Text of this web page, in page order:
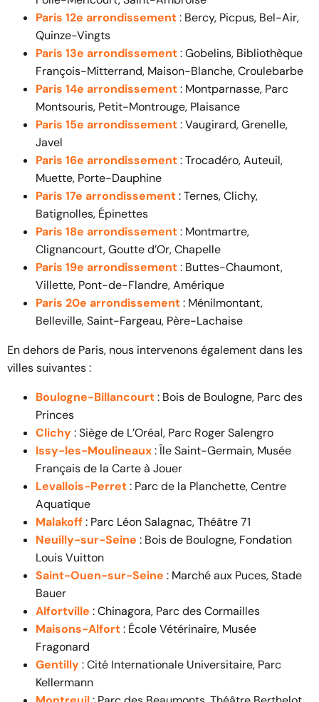
Paris 12e arrondissement: Bercy, Picpus, Bel-Air,
Quinze-Vingts
Paris 13e arrondissement: Gobelins, Bibliothèque
François-Mitterrand, Maison-Blanche, Croulebarbe
Paris 14e arrondissement: Montparnasse, Parc
Montsouris, Petit-Montrouge, Plaisance
Paris 15e arrondissement: Vaugirard, Grenelle,
Javel
Paris 16e arrondissement: Trocadéro, Auteuil,
Muette, Porte-Dauphine
Paris 17e arrondissement: Ternes, Clichy,
Batignolles, Épinettes
Paris 18e arrondissement: Montmartre,
Clignancourt, Goutte d’Or, Chapelle
Paris 19e arrondissement: Buttes-Chaumont,
Villette, Pont-de-Flandre, Amérique
Paris 20e arrondissement: Ménilmontant,
Belleville, Saint-Fargeau, Père-Lachaise
En dehors de Paris, nous intervenons également dans les
villes suivantes :
Boulogne-Billancourt: Bois de Boulogne, Parc des
Princes
Clichy: Siège de L’Oréal, Parc Roger Salengro
Issy-les-Moulineaux: Île Saint-Germain, Musée
Français de la Carte à Jouer
Levallois-Perret: Parc de la Planchette, Centre
Aquatique
Malakoff: Parc Léon Salagnac, Théâtre 71
Neuilly-sur-Seine : Bois de Boulogne, Fondation
Louis Vuitton
Saint-Ouen-sur-Seine : Marché aux Puces, Stade
Bauer
Alfortville : Chinagora, Parc des Cormailles
Maisons-Alfort: École Vétérinaire, Musée
Fragonard
Gentilly: Cité Internationale Universitaire, Parc
Kellermann